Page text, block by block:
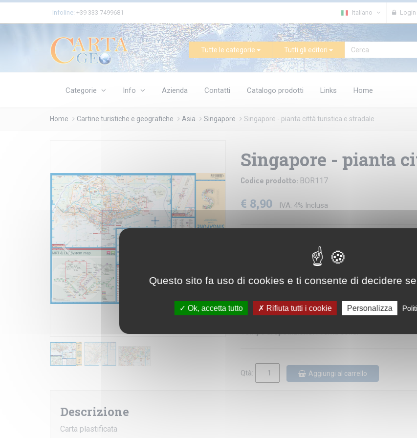
Infoline: +39 333 7499681 Italiano Login
Tutte le categorie Tutti gli editori
Categorie Info Azienda Contatti Catalogo prodotti Links Home
Home Cartine turistiche e geografiche Asia Singapore Singapore - pianta città turistica e stradale
Singapore - pianta
Codice prodotto: BOR117
€ 8,90 IVA: 4% Inclusa
Pianta di città
Scala:1:14.000
Disponibilità:
Tempo di spedizione:Pronta cons.
Qtà: Aggiungi al carrello
Descrizione
Carta plastificata
Cookies management panel
Questo sito fa uso di cookies e ti consente di decidere
Ok, accetta tutto Rifiuta tutti i cookie Personalizza